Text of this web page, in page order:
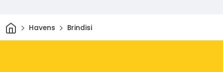
ThuisHavens Brindisi